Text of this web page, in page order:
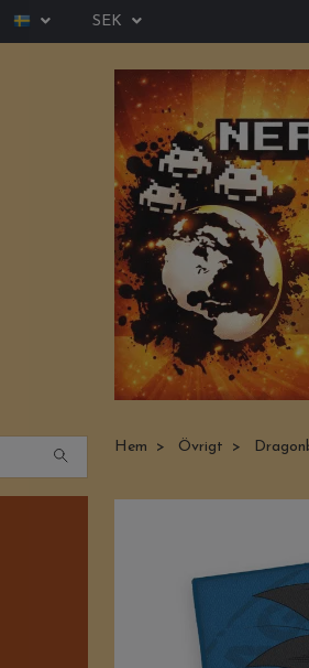
SEK
Hem Övrigt